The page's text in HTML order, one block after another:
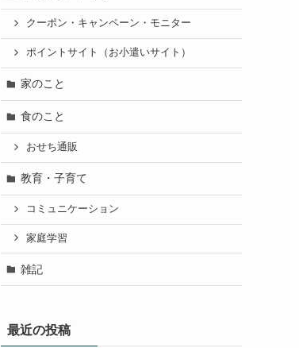
クーポン・キャンペーン・モニター
ポイントサイト（お小遣いサイト）
家のこと
食のこと
おせち通販
教育・子育て
コミュニケーション
家庭学習
雑記
最近の投稿